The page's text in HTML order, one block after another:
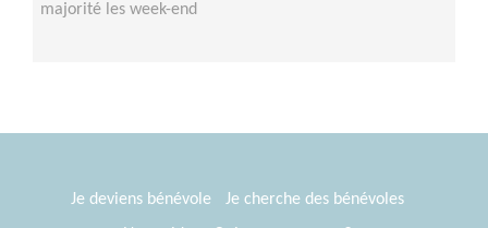
majorité les week-end
Je deviens bénévole
Je cherche des bénévoles